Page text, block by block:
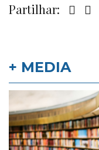
Partilhar:
+ MEDIA